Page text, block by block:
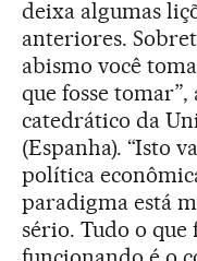
deixa algumas
anteriores.
abismo você
que fosse
catedrático da
(Espanha). “Isto
política
paradigma está
sério. Tudo o que